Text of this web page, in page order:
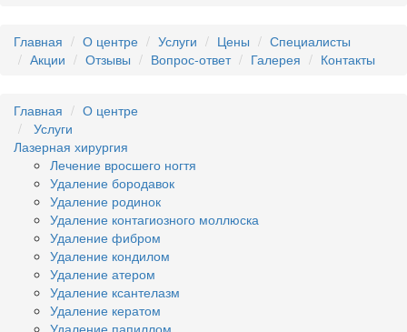
Главная О центре Услуги Цены
Специалисты
Акции
Отзывы Вопрос-ответ Галерея Контакты
Главная
О центре
Услуги
Лазерная хирургия
Лечение вросшего ногтя
Удаление бородавок
Удаление родинок
Удаление контагиозного моллюска
Удаление фибром
Удаление кондилом
Удаление атером
Удаление ксантелазм
Удаление кератом
Удаление папиллом